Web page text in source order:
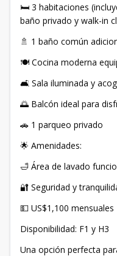
🛏 3 habitaciones
baño privado y walk-in
🚿 1 baño común
🍽 Cocina moderna
🛋 Sala iluminada y
🌅 Balcón ideal para
🚗 1 parqueo privado
🌟 Amenidades:
🛁 Área de lavado
🔐 Seguridad y
💵 US$1,100 mensuales
Disponibilidad: F1 y H3
Una opción perfecta